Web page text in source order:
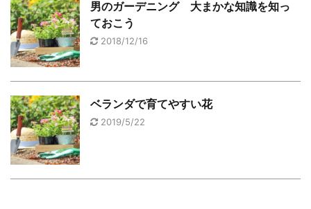
男のガーデニング 大まかな知識を知っ
ておこう
2018/12/16
ベランダで育てやすい花
2019/5/22